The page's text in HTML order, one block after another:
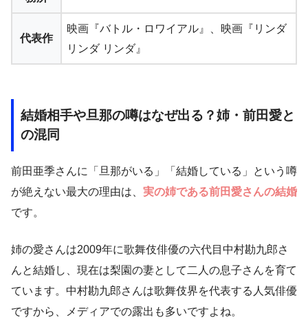
代表作
映画『バトル・ロワイアル』、映画『リンダ
リンダ リンダ』
結婚相手や旦那の噂はなぜ出る？姉・前田愛と
の混同
前田亜季さんに「旦那がいる」「結婚している」という噂
が絶えない最大の理由は、 実の姉である前田愛さんの結婚
です。
姉の愛さんは2009年に歌舞伎俳優の六代目中村勘九郎さ
んと結婚し、現在は梨園の妻として二人の息子さんを育て
ています。中村勘九郎さんは歌舞伎界を代表する人気俳優
ですから、メディアでの露出も多いですよね。